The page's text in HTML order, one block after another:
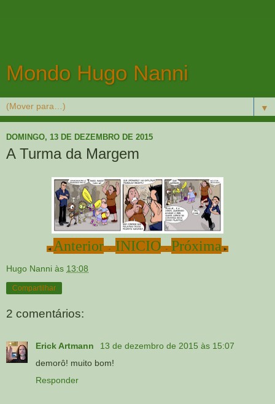
Mondo Hugo Nanni
▼
DOMINGO, 13 DE DEZEMBRO DE 2015
A Turma da Margem
◄ Anterior - INICIO - Próxima ►
Hugo Nanni às 13:08
Compartilhar
2 comentários:
Erick Artmann
13 de dezembro de 2015 às 15:07
demorô! muito bom!
Responder